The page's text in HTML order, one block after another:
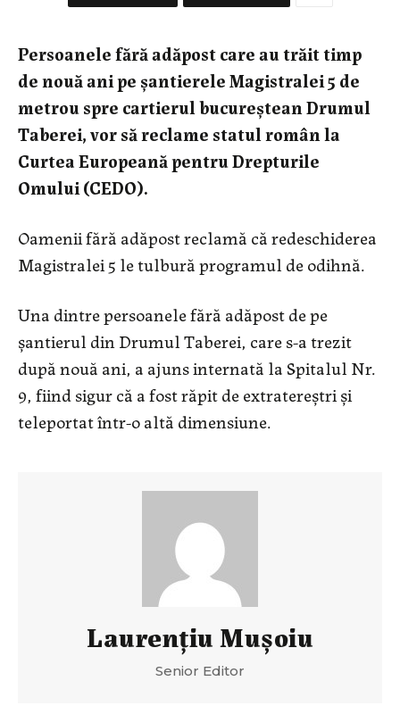
Persoanele fără adăpost care au trăit timp
de nouă ani pe șantierele Magistralei 5 de
metrou spre cartierul bucureștean Drumul
Taberei, vor să reclame statul român la
Curtea Europeană pentru Drepturile
Omului (CEDO).
Oamenii fără adăpost reclamă că redeschiderea
Magistralei 5 le tulbură programul de odihnă.
Una dintre persoanele fără adăpost de pe
șantierul din Drumul Taberei, care s-a trezit
după nouă ani, a ajuns internată la Spitalul Nr.
9, fiind sigur că a fost răpit de extratereștri și
teleportat într-o altă dimensiune.
Laurenţiu Muşoiu
Senior Editor